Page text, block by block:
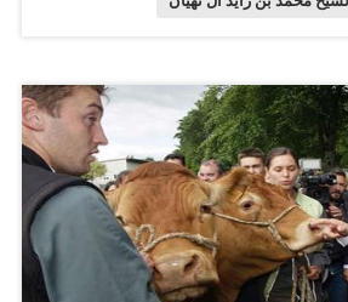
بتعزيز علاقات الصداقةوالتعاون بين
استقبال سموّه أمس بقصر البحر يوسوكي
والتجارة والصناعة الياباني،
على صعيد آخر أكد سموه خلال
أمس، أعضاء اللجنة المنظمة لبرنامج
المبتعثين «ملتقى عيال زايد» أن